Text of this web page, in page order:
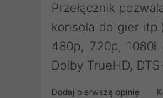
Przełącznik
konsola do gier
480p, 720p, 1080i
Dolby TrueHD,
Dodaj pierwszą opinię